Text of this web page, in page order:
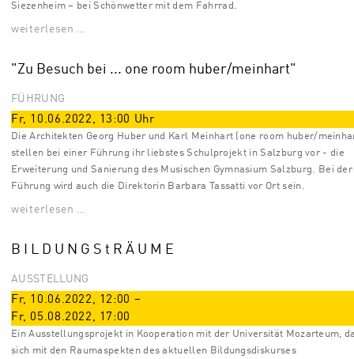
Siezenheim – bei Schönwetter mit dem Fahrrad.
weiterlesen …
"Zu Besuch bei ... one room huber/meinhart"
FÜHRUNG
Fr, 10.06.2022, 13:00 Uhr
Die Architekten Georg Huber und Karl Meinhart (one room huber/
stellen bei einer Führung ihr liebstes Schulprojekt in Salzburg vor - die
Erweiterung und Sanierung des Musischen Gymnasium Salzburg. Bei der
Führung wird auch die Direktorin Barbara Tassatti vor Ort sein.
weiterlesen …
B I L D U N G S t R Ä U M E
AUSSTELLUNG
Fr, 10.06.2022, 12:00 –
Fr, 05.08.2022, 17:00
Ein Ausstellungsprojekt in Kooperation mit der Universität Mozarteum,
sich mit den Raumaspekten des aktuellen Bildungsdiskurses